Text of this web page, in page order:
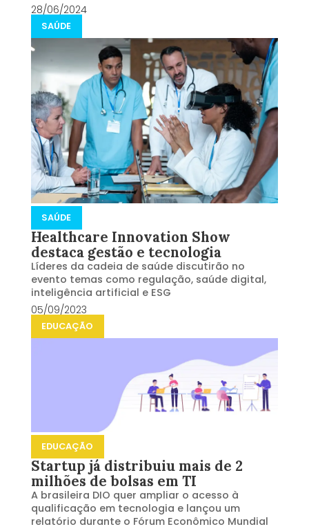
28/06/2024
SAÚDE
SAÚDE
Healthcare Innovation Show
destaca gestão e tecnologia
Líderes da cadeia de saúde discutirão no
evento temas como regulação, saúde digital,
inteligência artificial e ESG
05/09/2023
EDUCAÇÃO
EDUCAÇÃO
Startup já distribuiu mais de 2
milhões de bolsas em TI
A brasileira DIO quer ampliar o acesso à
qualificação em tecnologia e lançou um
relatório durante o Fórum Econômico Mundial